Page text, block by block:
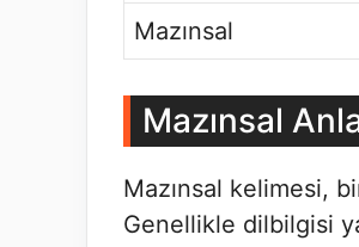
Mazınsal
Mazınsal
Mazınsal kelimesi,
Genellikle dilbilgisi